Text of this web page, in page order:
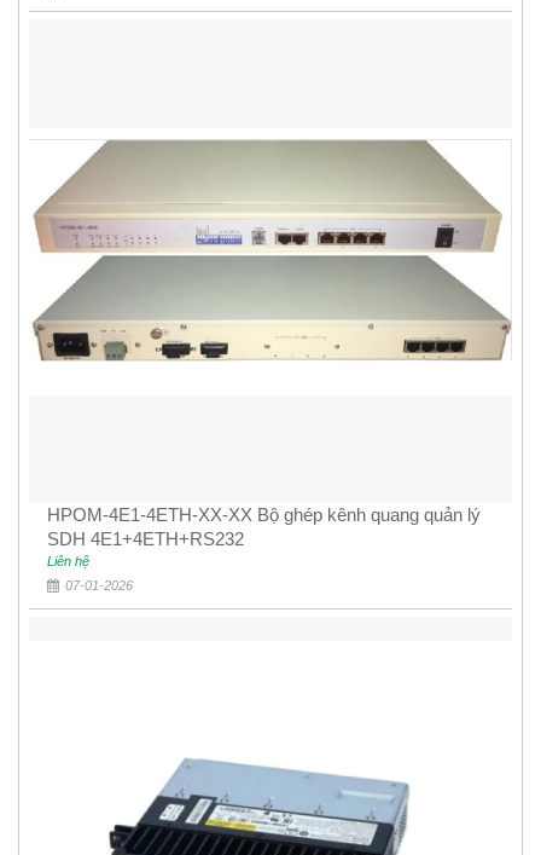
HPOM-4E1-4ETH-XX-XX Bộ ghép kênh quang quản lý
SDH 4E1+4ETH+RS232
Liên hệ
07-01-2026